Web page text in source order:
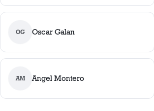
OG Oscar Galan
AM Angel Montero